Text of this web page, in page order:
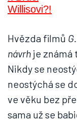
Hvězda filmů
návrh je známá
Nikdy se
neostýchá se
ve věku bez
sama už se